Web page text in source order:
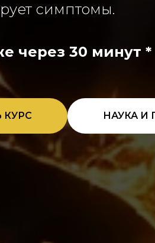
симптомы.
через 30 минут *
КУРС НАУКА И